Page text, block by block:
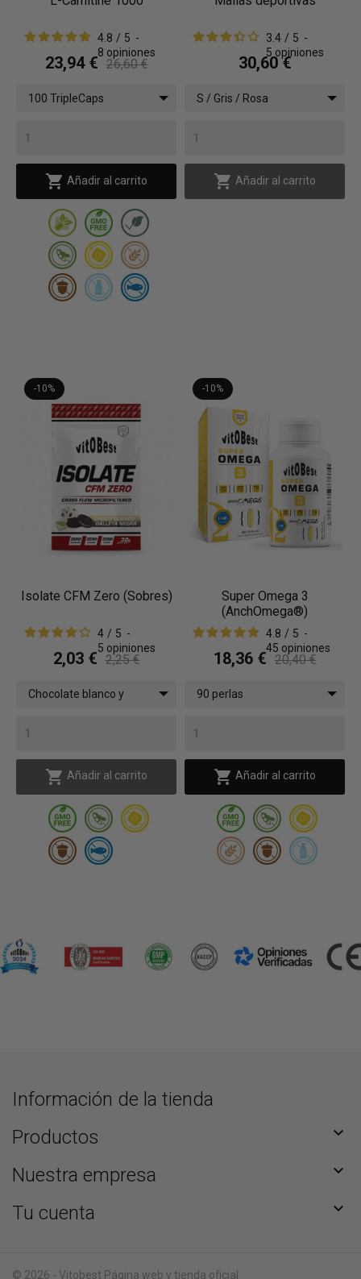
4.8 / 5 -
8 opiniones
23,94 € 26,60 €
100 TripleCaps
 Añadir al carrito
3.4 / 5 -
5 opiniones
30,60 €
S / Gris / Rosa
 Añadir al carrito
-10%
Isolate CFM Zero (Sobres)
4 / 5 -
5 opiniones
2,03 € 2,25 €
Chocolate blanco y
lb)
 Añadir al carrito
-10%
Super Omega 3
(AnchOmega®)
4.8 / 5 -
45 opiniones
18,36 € 20,40 €
90 perlas
 Añadir al carrito
Información de la tienda
Productos

Nuestra empresa 
Tu cuenta 
© 2026 - Vitobest Página web y tienda oficial